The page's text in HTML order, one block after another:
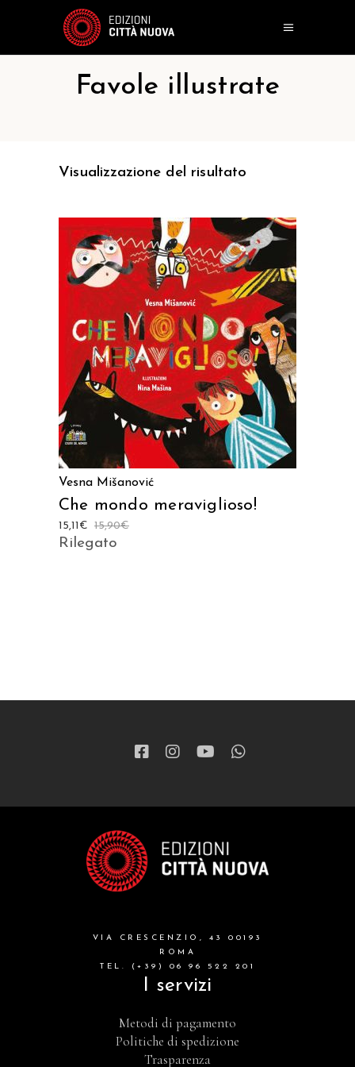
Favole illustrate
Visualizzazione del risultato
AGGIUNGI AL CARRELLO
Vesna Mišanović
Che mondo meraviglioso!
15,90€
15,11 €
Rilegato
VIA CRESCENZIO, 43 00193
ROMA
TEL. (+39) 06 96 522 201
I servizi
Metodi di pagamento
Politiche di spedizione
Trasparenza